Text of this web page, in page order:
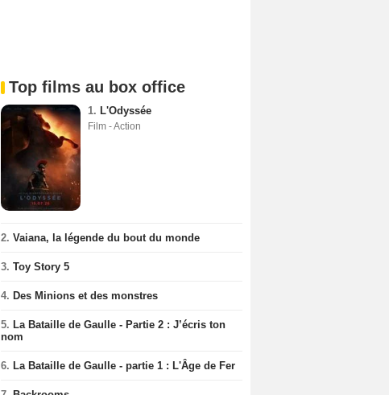
Top films au box office
1. L'Odyssée
Film - Action
2. Vaiana, la légende du bout du monde
3. Toy Story 5
4. Des Minions et des monstres
5. La Bataille de Gaulle - Partie 2 : J’écris ton
nom
6. La Bataille de Gaulle - partie 1 : L'Âge de Fer